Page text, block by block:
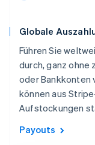
Globale
Führen Sie
durch, ganz ohne
oder Bankkonten
können aus
Aufstockungen
Payouts